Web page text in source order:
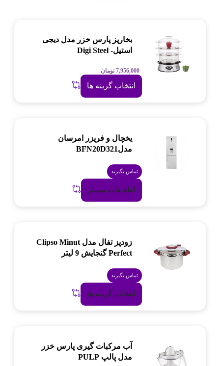
بخارپز پارس خزر مدل دیجی
استیل- Digi Steel
7,956,000 تومان
انتخاب گزینه ها
یخچال و فریزر امرسان
مدلBFN20D321
تماس بگیرید
اطلاعات بیشتر
زودپز تفال مدل Clipso Minut
Perfect گنجایش 9 لیتر
تماس بگیرید
انتخاب گزینه ها
آب مرکبات گیری پارس خزر
مدل پالپ PULP